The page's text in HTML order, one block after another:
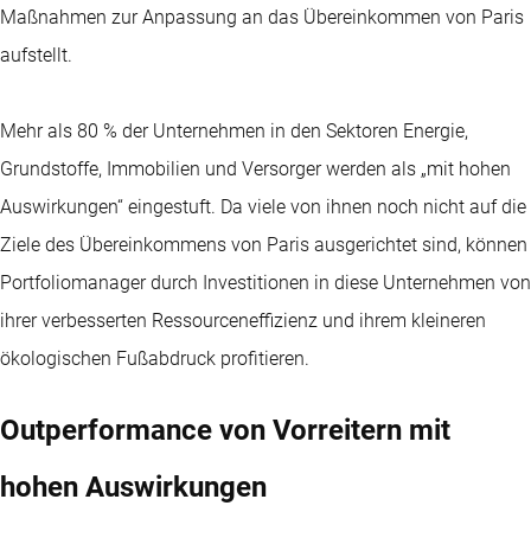
Maßnahmen zur Anpassung an das Übereinkommen von Paris
aufstellt.
Mehr als 80 % der Unternehmen in den Sektoren Energie,
Grundstoffe, Immobilien und Versorger werden als „mit hohen
Auswirkungen“ eingestuft. Da viele von ihnen noch nicht auf die
Ziele des Übereinkommens von Paris ausgerichtet sind, können
Portfoliomanager durch Investitionen in diese Unternehmen von
ihrer verbesserten Ressourceneffizienz und ihrem kleineren
ökologischen Fußabdruck profitieren.
Outperformance von Vorreitern mit
hohen Auswirkungen